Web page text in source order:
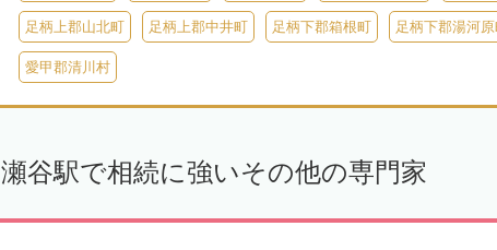
足柄上郡山北町 足柄上郡中井町 足柄下郡箱根町 足柄下郡湯河
愛甲郡清川村
瀬谷駅で相続に強いその他の専門家